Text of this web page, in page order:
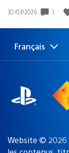
Date
publication
30/07/2026 1
Choisir
Région
Français
Website © 2026